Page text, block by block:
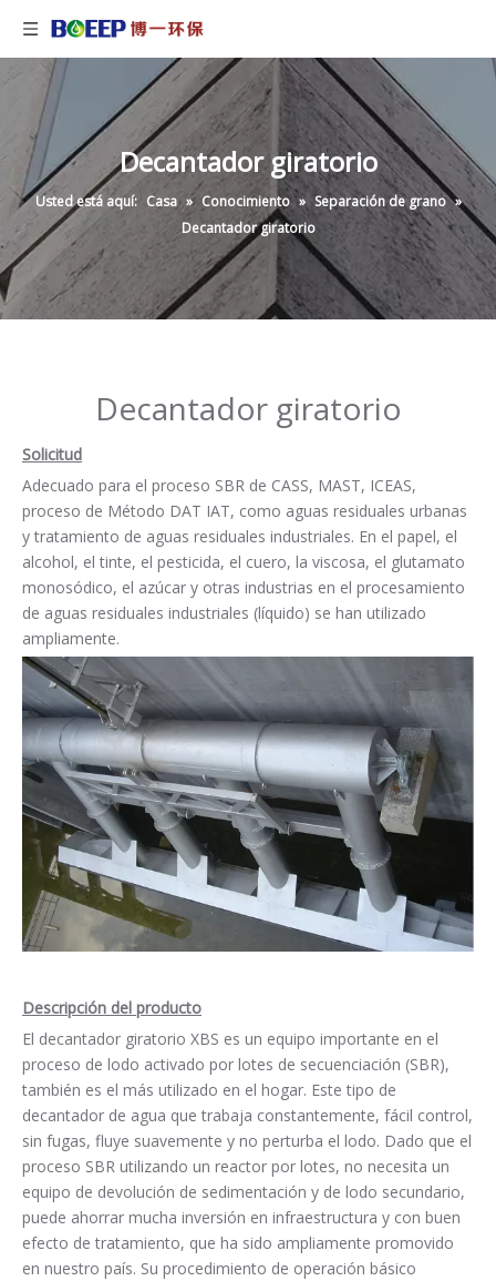
Decantador giratorio
Usted está aquí: Casa » Conocimiento » Separación de grano »
Decantador giratorio
Decantador giratorio
Solicitud
Adecuado para el proceso SBR de CASS, MAST, ICEAS,
proceso de Método DAT IAT, como aguas residuales urbanas
y tratamiento de aguas residuales industriales. En el papel, el
alcohol, el tinte, el pesticida, el cuero, la viscosa, el glutamato
monosódico, el azúcar y otras industrias en el procesamiento
de aguas residuales industriales (líquido) se han utilizado
ampliamente.
Descripción del producto
El decantador giratorio XBS es un equipo importante en el
proceso de lodo activado por lotes de secuenciación (SBR),
también es el más utilizado en el hogar. Este tipo de
decantador de agua que trabaja constantemente, fácil control,
sin fugas, fluye suavemente y no perturba el lodo. Dado que el
proceso SBR utilizando un reactor por lotes, no necesita un
equipo de devolución de sedimentación y de lodo secundario,
puede ahorrar mucha inversión en infraestructura y con buen
efecto de tratamiento, que ha sido ampliamente promovido
en nuestro país. Su procedimiento de operación básico